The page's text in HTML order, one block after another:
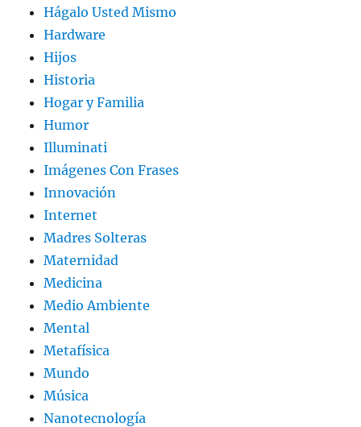
Hágalo Usted Mismo
Hardware
Hijos
Historia
Hogar y Familia
Humor
Illuminati
Imágenes Con Frases
Innovación
Internet
Madres Solteras
Maternidad
Medicina
Medio Ambiente
Mental
Metafísica
Mundo
Música
Nanotecnología